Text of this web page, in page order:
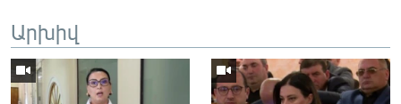
Հայերեն
English
Русский
Արխիվ